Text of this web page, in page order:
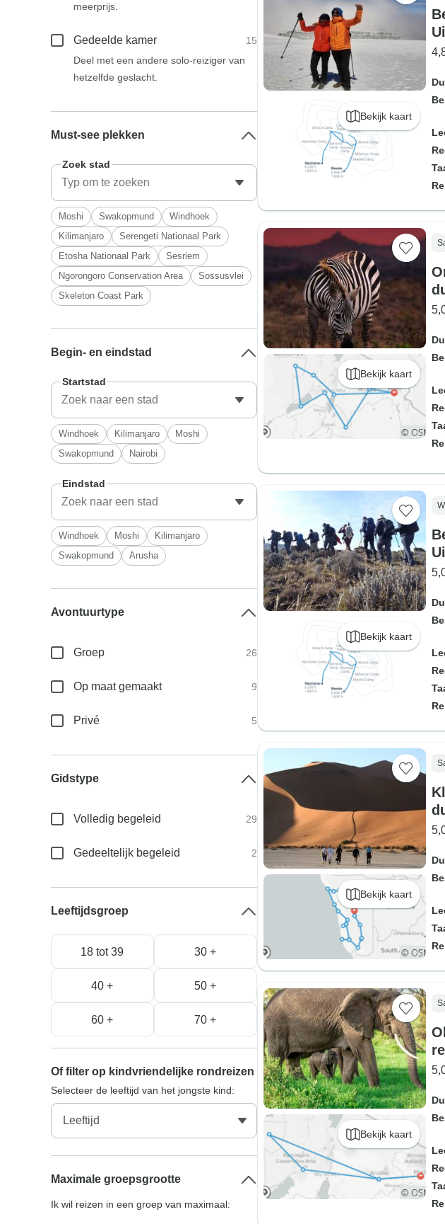
Bekijk kaart
Bekijk kaart
Bekijk kaart
Bekijk kaart
Bekijk kaart
meerprijs.
Gedeelde kamer
15
Deel met een andere solo-reiziger van
hetzelfde geslacht.
Must-see plekken
Zoek stad
Moshi Swakopmund
Windhoek
Kilimanjaro
Serengeti Nationaal Park
Etosha Nationaal Park
Sesriem
Ngorongoro Conservation Area
Sossusvlei
Skeleton Coast Park
Begin- en eindstad
Startstad
Windhoek Kilimanjaro
Moshi
Swakopmund
Nairobi
Eindstad
Windhoek Moshi
Kilimanjaro
Swakopmund
Arusha
Avontuurtype
Groep 26
Op maat gemaakt 9
Privé 5
Gidstype
Volledig begeleid 29
Gedeeltelijk begeleid 2
Leeftijdsgroep
18 tot 39 30 +
40 + 50 +
60 + 70 +
Of filter op kindvriendelijke rondreizen
Selecteer de leeftijd van het jongste kind:
Maximale groepsgrootte
Ik wil reizen in een groep van maximaal: